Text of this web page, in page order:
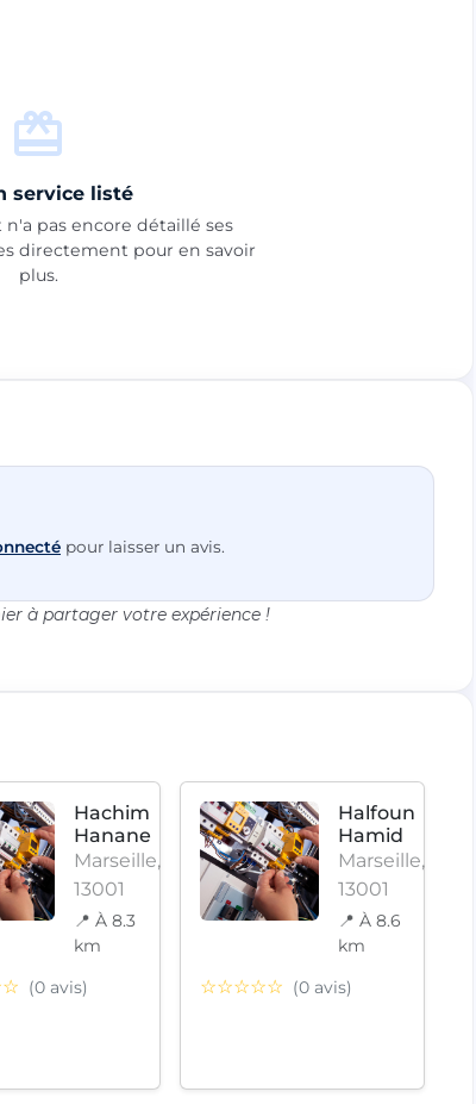
service listé
pas encore détaillé ses
directement pour en savoir
plus.
pour laisser un avis.
à partager votre expérience !
Hachim
Hanane
Marseille,
13001
📍 À 8.3
km
(0 avis)
Halfoun
Hamid
Marseille,
13001
📍 À 8.6
km
☆☆☆☆☆ (0 avis)